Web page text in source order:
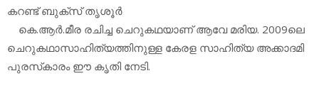
കറണ്ട് ബുക്‌സ് തൃശൂര്‍
കെ.ആര്‍.മീര രചിച്ച ചെറുകഥയാണ് ആവേ മരിയ. 2009ലെ
ചെറുകഥാസാഹിത്യത്തിനുള്ള കേരള സാഹിത്യ അക്കാദമി
പുരസ്‌കാരം ഈ കൃതി നേടി.